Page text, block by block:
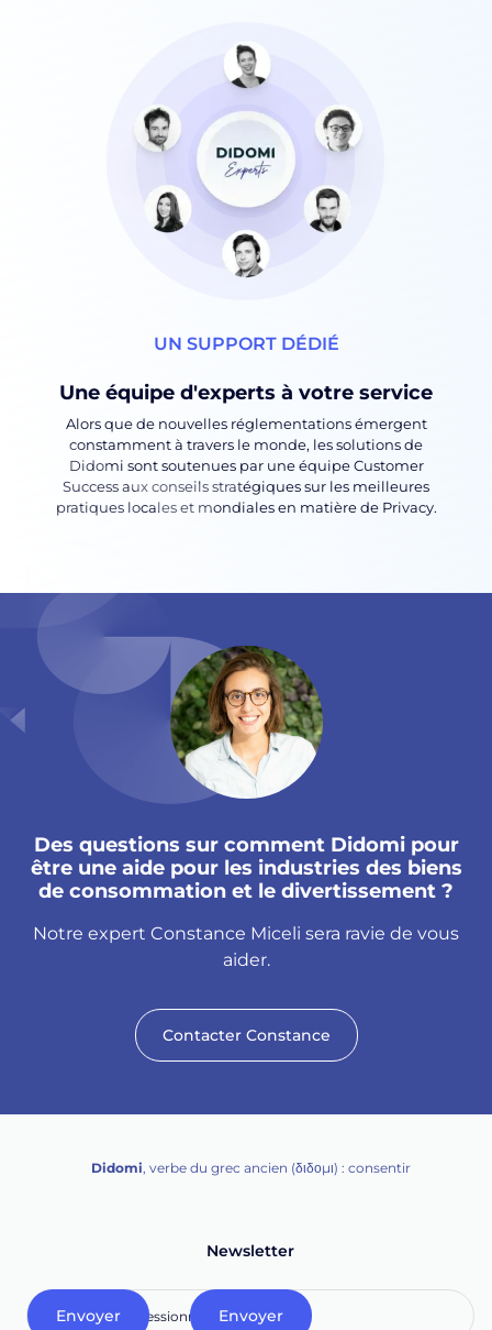
UN SUPPORT DÉDIÉ
Une équipe d'experts à votre service
Alors que de nouvelles réglementations émergent
constamment à travers le monde, les solutions de
Didomi sont soutenues par une équipe Customer
Success aux conseils stratégiques sur les meilleures
pratiques locales et mondiales en matière de Privacy.
Des questions sur comment Didomi pour
être une aide pour les industries des biens
de consommation et le divertissement ?
Notre expert Constance Miceli sera ravie de vous
aider.
Contacter Constance
Didomi, verbe du grec ancien (δ‌‌ιδο‌μι) : consentir
Newsletter